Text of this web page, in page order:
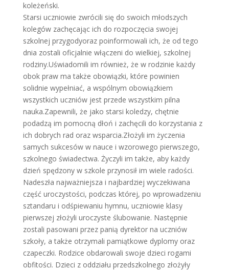
koleżeński.
Starsi uczniowie zwrócili się do swoich młodszych
kolegów zachęcając ich do rozpoczęcia swojej
szkolnej przygodyoraz poinformowali ich, że od tego
dnia zostali oficjalnie włączeni do wielkiej, szkolnej
rodziny.Uświadomili im również, że w rodzinie każdy
obok praw ma także obowiązki, które powinien
solidnie wypełniać, a wspólnym obowiązkiem
wszystkich uczniów jest przede wszystkim pilna
nauka.Zapewnili, że jako starsi koledzy, chętnie
podadzą im pomocną dłoń i zachęcili do korzystania z
ich dobrych rad oraz wsparcia.Złożyli im życzenia
samych sukcesów w nauce i wzorowego pierwszego,
szkolnego świadectwa. Życzyli im także, aby każdy
dzień spędzony w szkole przynosił im wiele radości.
Nadeszła najważniejsza i najbardziej wyczekiwana
część uroczystości, podczas której, po wprowadzeniu
sztandaru i odśpiewaniu hymnu, uczniowie klasy
pierwszej złożyli uroczyste ślubowanie. Następnie
zostali pasowani przez panią dyrektor na uczniów
szkoły, a także otrzymali pamiątkowe dyplomy oraz
czapeczki. Rodzice obdarowali swoje dzieci rogami
obfitości. Dzieci z oddziału przedszkolnego złożyły